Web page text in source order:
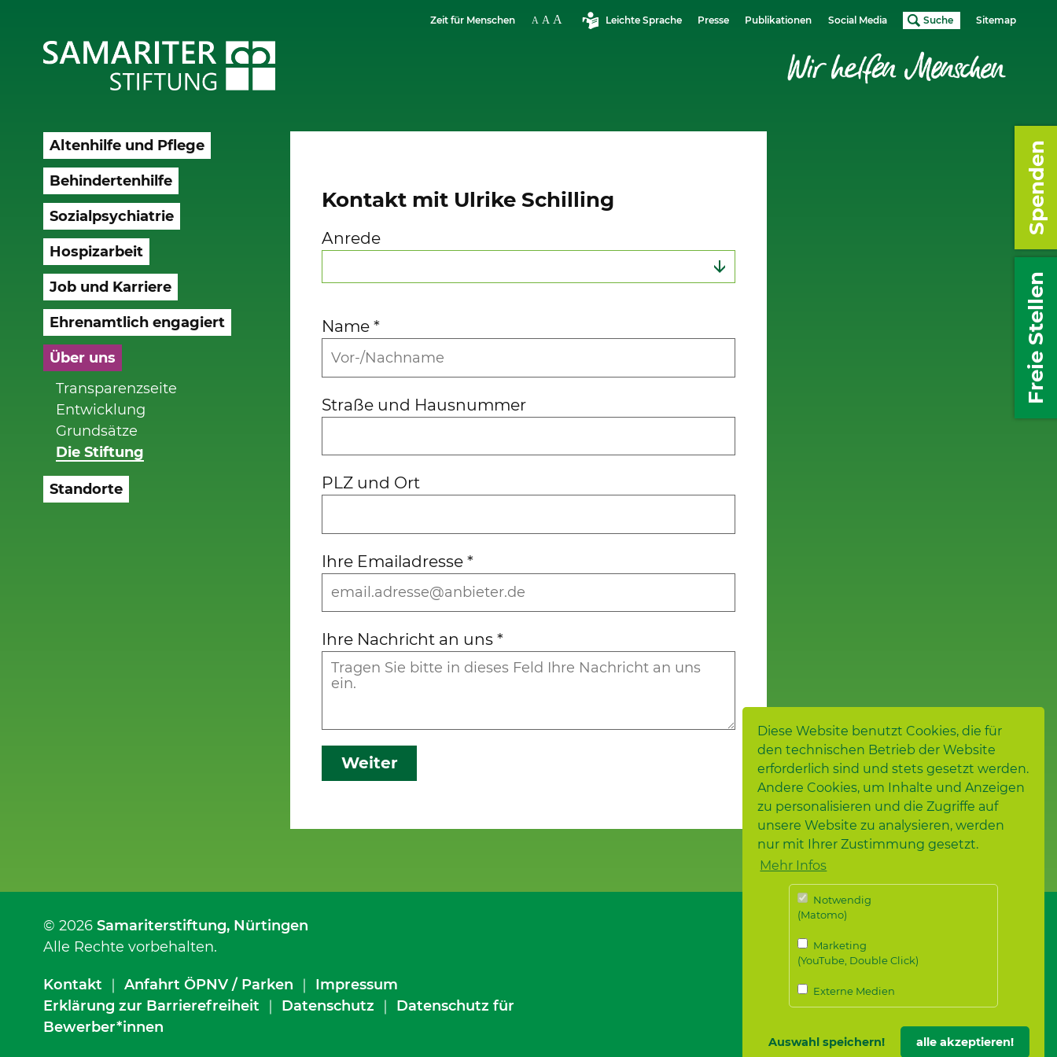
Diese Website benutzt Cookies, die für
den technischen Betrieb der Website
erforderlich sind und stets gesetzt werden.
Andere Cookies, um Inhalte und Anzeigen
zu personalisieren und die Zugriffe auf
unsere Website zu analysieren, werden
nur mit Ihrer Zustimmung gesetzt.
Mehr Infos
Notwendig
(Matomo)
Marketing
(YouTube, Double Click)
Externe Medien
Auswahl speichern! alle akzeptieren!
Altenhilfe und Pflege
Behindertenhilfe
Sozialpsychiatrie
Hospizarbeit
Job und Karriere
Ehrenamtlich engagiert
Über uns
Transparenzseite
Entwicklung
Grundsätze
Die Stiftung
Standorte
Zeit für Menschen Leichte Sprache Presse Publikationen Social Media Suche Sitemap
Kontakt mit Ulrike Schilling
Anrede
Name*
Straße und Hausnummer
PLZ und Ort
Ihre Emailadresse*
Ihre Nachricht an uns*
Weiter
Spenden
Freie Stellen
© 2026 Samariterstiftung, Nürtingen
Alle Rechte vorbehalten.
Kontakt ｜ Anfahrt ÖPNV / Parken ｜ Impressum
Erklärung zur Barrierefreiheit ｜ Datenschutz ｜ Datenschutz für
Bewerber*innen